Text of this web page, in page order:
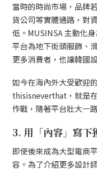
當時的時尚市場，品牌
貨公司等實體通路，對
低。MUSINSA 主動化
平台為地下街頭服飾、
更多消費者，也讓韓國
如今在海內外大受歡迎
thisisneverthat，就是
作戰，隨著平台壯大一
3. 用「內容」寫下
即使後來成為大型電商
容。為了介紹更多設計